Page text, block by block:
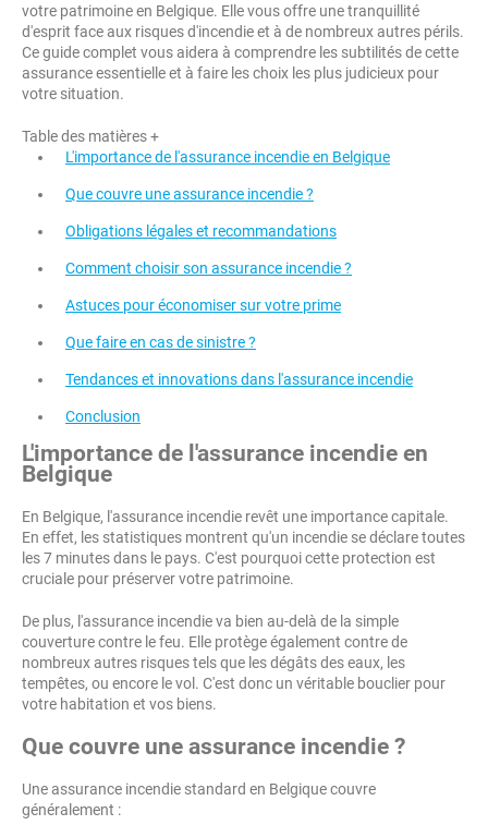
votre patrimoine en Belgique. Elle vous offre une tranquillité
d'esprit face aux risques d'incendie et à de nombreux autres périls.
Ce guide complet vous aidera à comprendre les subtilités de cette
assurance essentielle et à faire les choix les plus judicieux pour
votre situation.
Table des matières +
L'importance de l'assurance incendie en Belgique
Que couvre une assurance incendie ?
Obligations légales et recommandations
Comment choisir son assurance incendie ?
Astuces pour économiser sur votre prime
Que faire en cas de sinistre ?
Tendances et innovations dans l'assurance incendie
Conclusion
L'importance de l'assurance incendie en
Belgique
En Belgique, l'assurance incendie revêt une importance capitale.
En effet, les statistiques montrent qu'un incendie se déclare toutes
les 7 minutes dans le pays. C'est pourquoi cette protection est
cruciale pour préserver votre patrimoine.
De plus, l'assurance incendie va bien au-delà de la simple
couverture contre le feu. Elle protège également contre de
nombreux autres risques tels que les dégâts des eaux, les
tempêtes, ou encore le vol. C'est donc un véritable bouclier pour
votre habitation et vos biens.
Que couvre une assurance incendie ?
Une assurance incendie standard en Belgique couvre
généralement :